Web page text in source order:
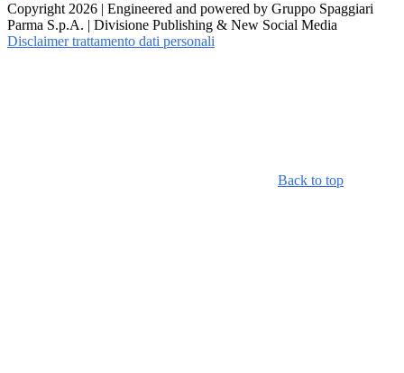
Copyright 2026 | Engineered and powered by Gruppo Spaggiari
Parma S.p.A. | Divisione Publishing & New Social Media
Disclaimer trattamento dati personali
Back to top